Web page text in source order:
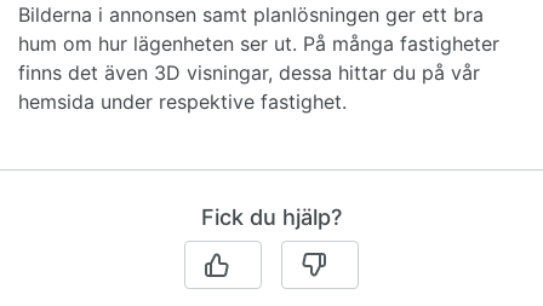
Bilderna i annonsen samt planlösningen ger ett bra
hum om hur lägenheten ser ut. På många fastigheter
finns det även 3D visningar, dessa hittar du på vår
hemsida under respektive fastighet.
Fick du hjälp?